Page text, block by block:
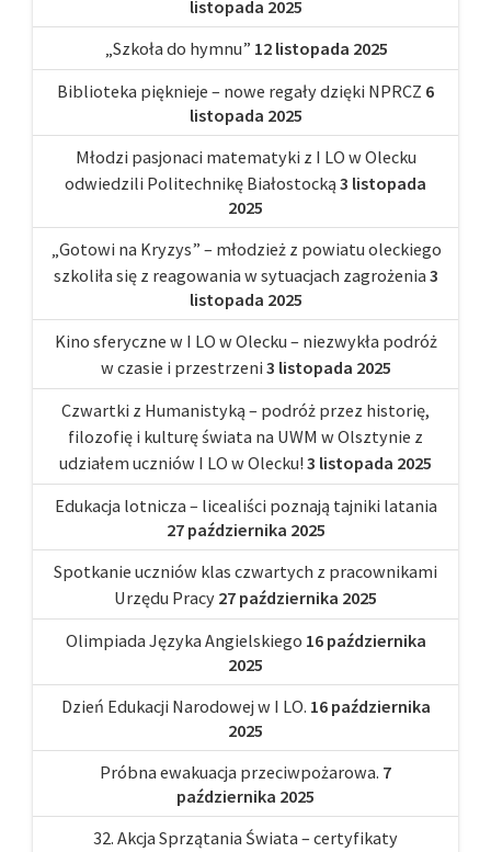
listopada 2025
„Szkoła do hymnu” 12 listopada 2025
Biblioteka pięknieje – nowe regały dzięki NPRCZ 6
listopada 2025
Młodzi pasjonaci matematyki z I LO w Olecku
odwiedzili Politechnikę Białostocką 3 listopada
2025
„Gotowi na Kryzys” – młodzież z powiatu oleckiego
szkoliła się z reagowania w sytuacjach zagrożenia 3
listopada 2025
Kino sferyczne w I LO w Olecku – niezwykła podróż
w czasie i przestrzeni 3 listopada 2025
Czwartki z Humanistyką – podróż przez historię,
filozofię i kulturę świata na UWM w Olsztynie z
udziałem uczniów I LO w Olecku! 3 listopada 2025
Edukacja lotnicza – licealiści poznają tajniki latania
27 października 2025
Spotkanie uczniów klas czwartych z pracownikami
Urzędu Pracy 27 października 2025
Olimpiada Języka Angielskiego 16 października
2025
Dzień Edukacji Narodowej w I LO. 16 października
2025
Próbna ewakuacja przeciwpożarowa. 7
października 2025
32. Akcja Sprzątania Świata – certyfikaty